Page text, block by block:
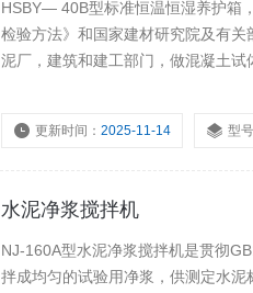
HSBY— 40B型标准恒温恒湿养护
检验方法》和国家建材研究院及有
泥厂，建筑和建工部门，做混凝土试
更新时间：2025-11-14 型号
水泥净浆搅拌机
NJ-160A型水泥净浆搅拌机是贯彻
拌成均匀的试验用净浆，供测定水